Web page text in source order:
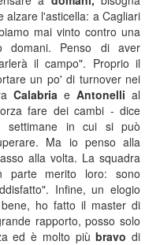
alzare l'asticella: a Cagliari
mai vinto contro una
domani. Penso di aver
il campo". Proprio il
un po' di turnover nei
Calabria e Antonelli al
fare dei cambi - dice
settimane in cui si può
Ma io penso alla
alla volta. La squadra
merito loro: sono
Infine, un elogio
ho fatto il master di
rapporto, posso solo
ed è molto piùbravodi